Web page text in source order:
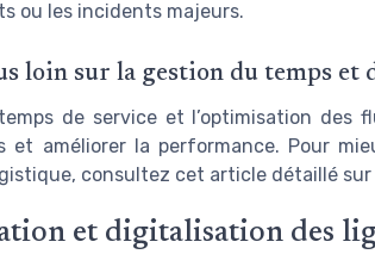
ou les incidents majeurs.
loin sur la gestion du temps et
de service et l’optimisation des
et améliorer la performance. Pour
consultez cet article détaillé sur
et digitalisation des